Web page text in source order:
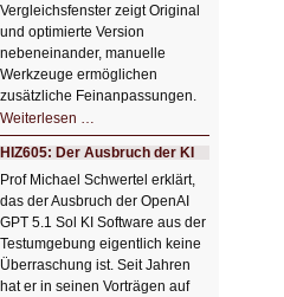
Vergleichsfenster zeigt Original
und optimierte Version
nebeneinander, manuelle
Werkzeuge ermöglichen
zusätzliche Feinanpassungen.
Weiterlesen …
Bildverschönerung
mit
einem
Klick
HIZ606:
Bildverschönerung
mit
einem
Klick
HIZ605: Der Ausbruch der KI
Prof Michael Schwertel erklärt,
das der Ausbruch der OpenAI
GPT 5.1 Sol KI Software aus der
Testumgebung eigentlich keine
Überraschung ist. Seit Jahren
hat er in seinen Vorträgen auf